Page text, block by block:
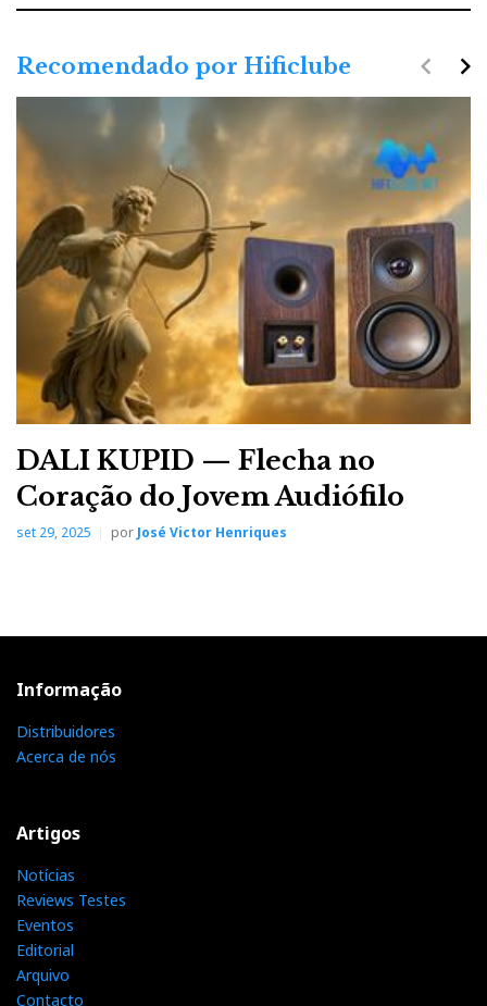
Recomendado por Hificlube
DALI KUPID — Flecha no
Coração do Jovem Audiófilo
set 29, 2025 porJosé Victor Henriques
navigate_next
navigate_before
Informação
Distribuidores
Acerca de nós
Artigos
Notícias
Reviews Testes
Eventos
Editorial
Arquivo
Contacto